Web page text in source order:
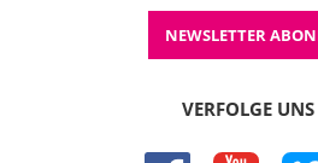
NEWSLETTER
VERFOLGE